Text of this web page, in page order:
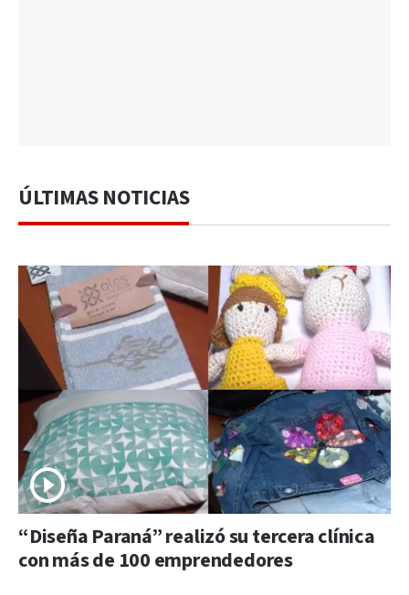
ÚLTIMAS NOTICIAS
“Diseña Paraná” realizó su tercera clínica
con más de 100 emprendedores